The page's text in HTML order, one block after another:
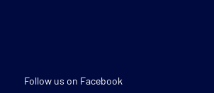
Follow us on Facebook